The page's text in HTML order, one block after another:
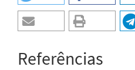
Referências